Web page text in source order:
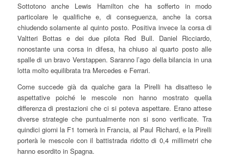
Sottotono anche Lewis Hamilton che ha sofferto in modo
particolare le qualifiche e, di conseguenza, anche la corsa
chiudendo solamente al quinto posto. Positiva invece la corsa di
Valtteri Bottas e dei due pilota Red Bull. Daniel Ricciardo,
nonostante una corsa in difesa, ha chiuso al quarto posto alle
spalle di un bravo Verstappen. Saranno l’ago della bilancia in una
lotta molto equilibrata tra Mercedes e Ferrari.
Come succede già da qualche gara la Pirelli ha disatteso le
aspettative poiché le mescole non hanno mostrato quella
differenza di prestazioni che ci si poteva aspettare. Erano attese
diverse strategie che puntualmente non si sono verificate. Tra
quindici giorni la F1 tornerà in Francia, al Paul Richard, e la Pirelli
porterà le mescole con il battistrada ridotto di 0,4 millimetri che
hanno esordito in Spagna.